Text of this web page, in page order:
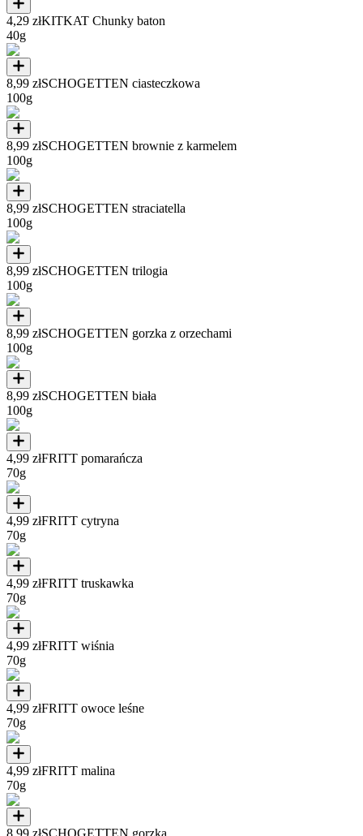
4,29 złKITKAT Chunky baton
40g
8,99 złSCHOGETTEN ciasteczkowa
100g
8,99 złSCHOGETTEN brownie z karmelem
100g
8,99 złSCHOGETTEN straciatella
100g
8,99 złSCHOGETTEN trilogia
100g
8,99 złSCHOGETTEN gorzka z orzechami
100g
8,99 złSCHOGETTEN biała
100g
4,99 złFRITT pomarańcza
70g
4,99 złFRITT cytryna
70g
4,99 złFRITT truskawka
70g
4,99 złFRITT wiśnia
70g
4,99 złFRITT owoce leśne
70g
4,99 złFRITT malina
70g